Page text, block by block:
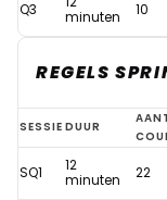
toegelicht
Q3
minuten
10
REGELS
Nieuwe
F1-
kwalificatieregels
SESSIE DUUR
SQ1
12
minuten
22